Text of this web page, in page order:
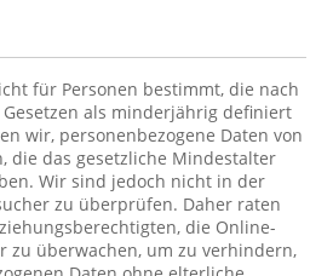
für Personen bestimmt, die nach
als minderjährig definiert
wir, personenbezogene Daten von
die das gesetzliche Mindestalter
Wir sind jedoch nicht in der
zu überprüfen. Daher raten
die Online-
zu überwachen, um zu verhindern,